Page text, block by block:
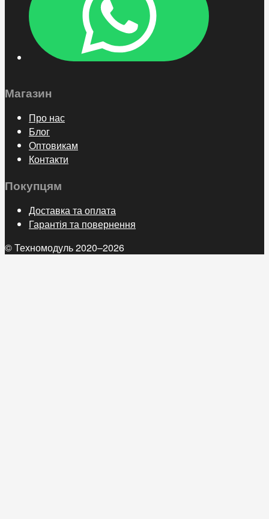
Магазин
Про нас
Блог
Оптовикам
Контакти
Покупцям
Доставка та оплата
Гарантія та повернення
© Техномодуль 2020–2026